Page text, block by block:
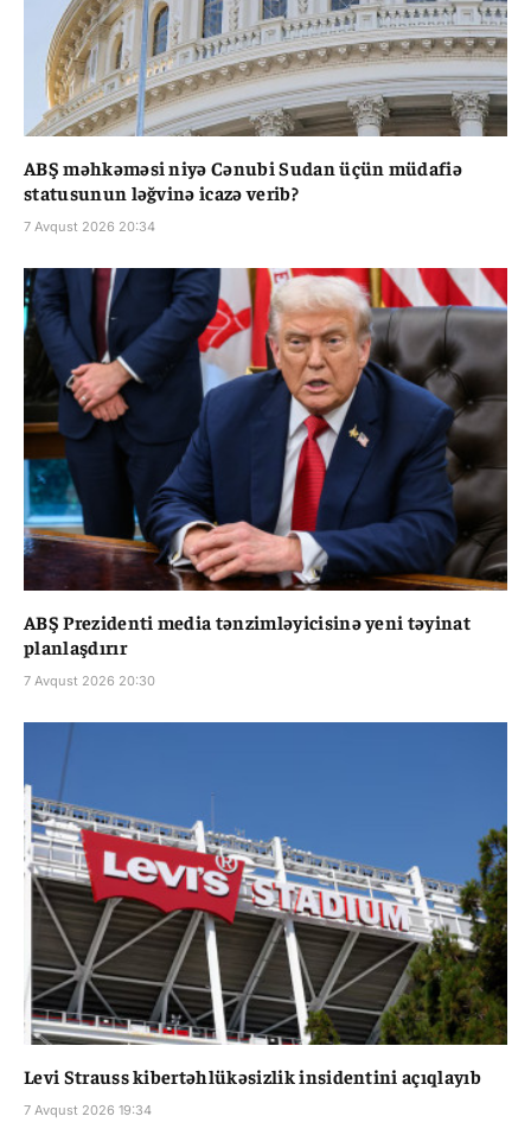
ABŞ məhkəməsi niyə Cənubi Sudan üçün müdafiə
statusunun ləğvinə icazə verib?
7 Avqust 2026 20:34
ABŞ Prezidenti media tənzimləyicisinə yeni təyinat
planlaşdırır
7 Avqust 2026 20:30
Levi Strauss kibertəhlükəsizlik insidentini açıqlayıb
7 Avqust 2026 19:34